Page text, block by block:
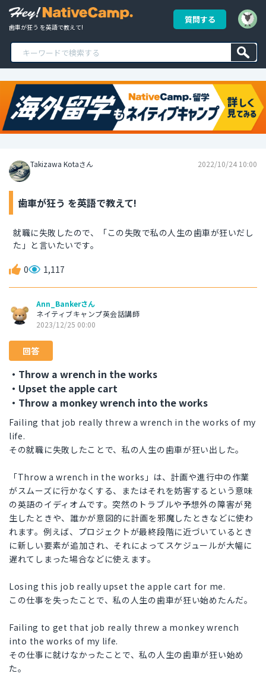
歯車が狂う を英語で教えて!
質問する
Takizawa Kotaさん 2022/10/24 10:00
歯車が狂う を英語で教えて!
就職に失敗したので、「この失敗で私の人生の歯車が狂いだし
た」と言いたいです。
0 1,117
Ann_Bankerさん
ネイティブキャンプ英会話講師
2023/12/25 00:00
回答
・Throw a wrench in the works
・Upset the apple cart
・Throw a monkey wrench into the works
Failing that job really threw a wrench in the works of my
life.
その就職に失敗したことで、私の人生の歯車が狂い出した。
「Throw a wrench in the works」は、計画や進行中の作業
がスムーズに行かなくする、またはそれを妨害するという意味
の英語のイディオムです。突然のトラブルや予想外の障害が発
生したときや、誰かが意図的に計画を邪魔したときなどに使わ
れます。例えば、プロジェクトが最終段階に近づいているとき
に新しい要素が追加され、それによってスケジュールが大幅に
遅れてしまった場合などに使えます。
Losing this job really upset the apple cart for me.
この仕事を失ったことで、私の人生の歯車が狂い始めたんだ。
Failing to get that job really threw a monkey wrench
into the works of my life.
その仕事に就けなかったことで、私の人生の歯車が狂い始め
た。